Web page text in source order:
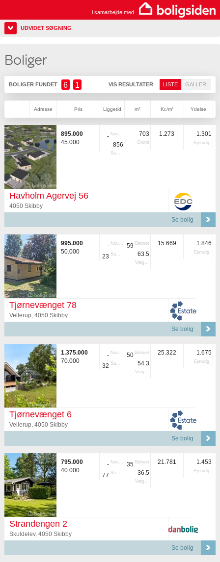
i samarbejde med
UDVIDET SØGNING
Boliger
BOLIGER FUNDET 6 1 VIS RESULTATER LISTE GALLERI
Adresse Pris Liggetid m² Kr./m² Ydelse
895.000
45.000
- Nuvær.
856
Samlet
703
Grund
1.273 1.301
Ejerudg.
Havholm Agervej 56
4050 Skibby
Se bolig
995.000
50.000
- Nuvær.
23 Samlet
59 Beboet
63.5
Vægtet
15.669 1.846
Ejerudg.
Tjørnevænget 78
Vellerup, 4050 Skibby
Se bolig
1.375.000
70.000
- Nuvær.
32 Samlet
50 Beboet
54.3
Vægtet
25.322 1.675
Ejerudg.
Tjørnevænget 6
Vellerup, 4050 Skibby
Se bolig
795.000
40.000
- Nuvær.
77 Samlet
35 Beboet
36.5
Vægtet
21.781 1.453
Ejerudg.
Strandengen 2
Skuldelev, 4050 Skibby
Se bolig